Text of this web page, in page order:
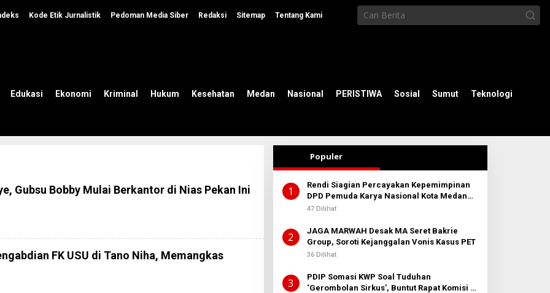
Kode Etik Jurnalistik Pedoman Media Siber Redaksi Sitemap Tentang Kami
Edukasi Ekonomi Kriminal Hukum Kesehatan Medan Nasional PERISTIWA Sosial Sumut Teknologi
Gubsu Bobby Mulai Berkantor di Nias Pekan Ini
FK USU di Tano Niha, Memangkas
Populer
1
Rendi Siagian Percayakan Kepemimpinan
DPD Pemuda Karya Nasional Kota Medan
kepada Josef Sembiring
47 Dilihat
2
JAGA MARWAH Desak MA Seret Bakrie
Group, Soroti Kejanggalan Vonis Kasus PET
36 Dilihat
3
PDIP Somasi KWP Soal Tuduhan
‘Gerombolan Sirkus’, Buntut Rapat Komisi II